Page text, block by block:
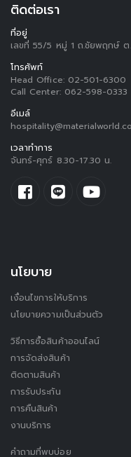
ติดต่อเรา
ที่อยู่
เลขที่ 55/5 หมู่ 1 ถ.ชัยพฤกษ์ ต
โทรศัพท์
Head Office: 02-501-6300
Call Center: 062-598-0333
อีเมล์
เวลาทำการ
จันทร์-ศุกร์ 8.30-17.30 น.
นโยบาย
เงื่อนไขการให้บริการ
นโยบายความเป็นส่วนตัว
วิธีการซื้อสินค้าออนไลน์
การจัดส่งสินค้า
ติดตามสินค้า
การรับประกัน
การคืนสินค้า
งานบริการ
คำถามที่พบบ่อย